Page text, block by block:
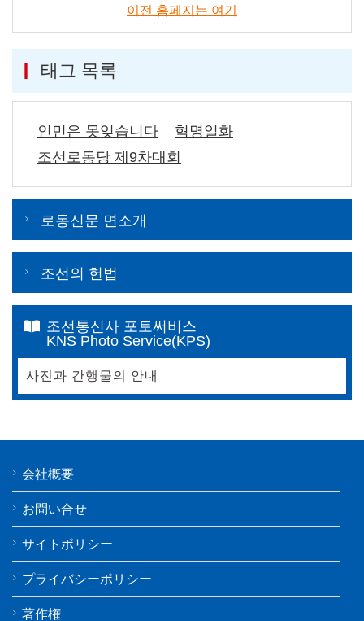
이전 홈페지는 여기
태그 목록
인민은 못잊습니다
혁명일화
조선로동당 제9차대회
로동신문 면소개
조선의 헌법
조선통신사 포토써비스
KNS Photo Service(KPS)
사진과 간행물의 안내
会社概要
お問い合せ
サイトポリシー
プライバシーポリシー
著作権